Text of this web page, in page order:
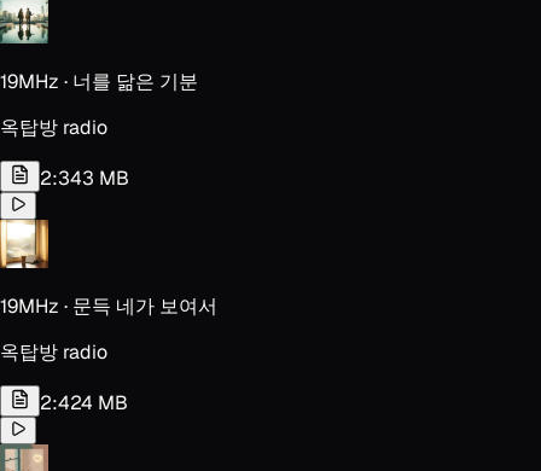
19MHz · 너를 닮은 기분
옥탑방 radio
2:343 MB
19MHz · 문득 네가 보여서
옥탑방 radio
2:424 MB